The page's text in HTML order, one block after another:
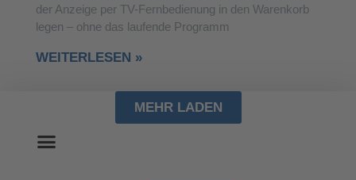
der Anzeige per TV-Fernbedienung in den Warenkorb
legen – ohne das laufende Programm
WEITERLESEN »
MEHR LADEN